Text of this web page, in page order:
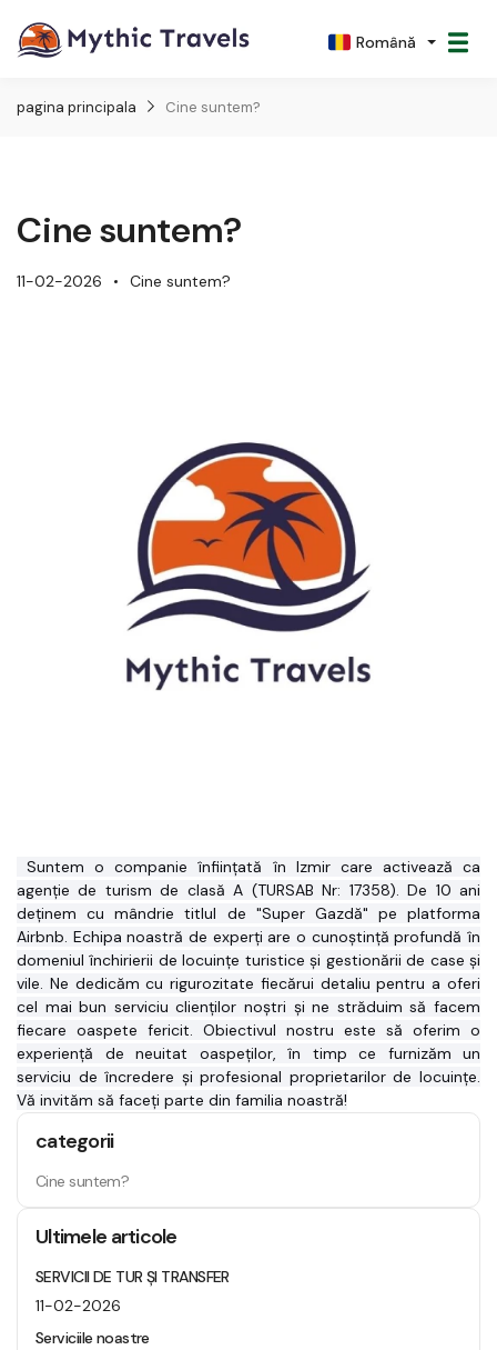
Română
pagina principala Cine suntem?
Cine suntem?
11-02-2026 Cine suntem?
Suntem o companie înființată în Izmir care activează ca
agenție de turism de clasă A (TURSAB Nr: 17358). De 10 ani
deținem cu mândrie titlul de "Super Gazdă" pe platforma
Airbnb. Echipa noastră de experți are o cunoștință profundă în
domeniul închirierii de locuințe turistice și gestionării de case și
vile. Ne dedicăm cu rigurozitate fiecărui detaliu pentru a oferi
cel mai bun serviciu clienților noștri și ne străduim să facem
fiecare oaspete fericit. Obiectivul nostru este să oferim o
experiență de neuitat oaspeților, în timp ce furnizăm un
serviciu de încredere și profesional proprietarilor de locuințe.
Vă invităm să faceți parte din familia noastră!
categorii
Cine suntem?
Ultimele articole
SERVICII DE TUR ȘI TRANSFER
11-02-2026
Serviciile noastre